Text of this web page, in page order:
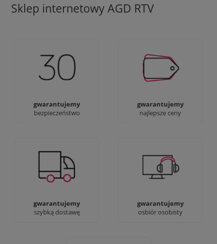
Sklep internetowy AGD RTV
gwarantujemy
bezpieczeństwo
Jesteśmy firmą z 30-
gwarantujemy
najlepsze ceny
Ciężko pracujemy aby
zapewnić najlepsze
gwarantujemy
szybką dostawę
90% dostaw następnego
dnia, bez dopłat!
gwarantujemy
osbiór osobisty
Jesteśmy prawdziwi :)
możesz przyjść i